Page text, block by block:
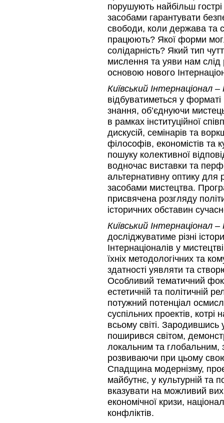
порушують найбільш
засобами гарантувати
свободи, коли держава та
працюють? Якої форми
солідарність? Який тип
мислення та уяви нам
основою нового
Київський Інтернаціонал –
відбуватиметься у
знання, об’єднуючи
в рамках інституційної
дискусій, семінарів та
філософів, економістів та
пошуку колективної
водночас виставки та
альтернативну оптику для
засобами мистецтва.
присвячена розгляду
історичних обставин
Київський Інтернаціонал –
досліджуватиме різні
Інтернаціоналів у
їхніх методологічних та
здатності уявляти та
Особливий тематичний
естетичній та політичній
потужний потенціал
суспільних проектів, котрі
всьому світі. Зародившись
поширився світом,
локальним та глобальним,
розвиваючи при цьому
Спадщина модернізму,
майбутнє, у культурній та
вказувати на можливий
економічної кризи,
конфліктів.